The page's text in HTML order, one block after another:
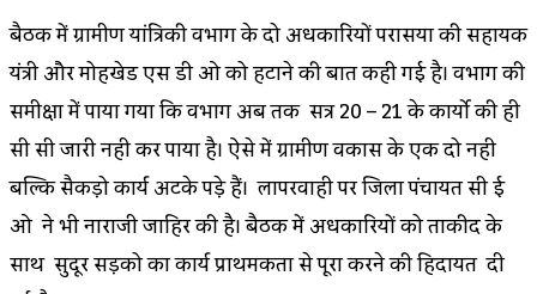
बैठक में ग्रामीण यांत्रिकी विभाग के दो अधिकारियों परासिया की सहायक
यंत्री और मोहखेड एस डी ओ को हटाने की बात कही गई है। विभाग की
समीक्षा में पाया गया कि विभाग अब तक सत्र 20 – 21 के कार्यो की ही
सी सी जारी नही कर पाया है। ऐसे में ग्रामीण विकास के एक दो नही
बल्कि सैकड़ो कार्य अटके पड़े हैं। लापरवाही पर जिला पंचायत सी ई
ओ ने भी नाराजी जाहिर की है। बैठक में अधिकारियों को ताकीद के
साथ सुदूर सड़को का कार्य प्राथमिकता से पूरा करने की हिदायत दी